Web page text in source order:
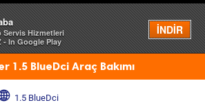
Servis Hizmetleri
- In Google Play
İNDİR
Menü
1.5 BlueDci Araç Bakımı
1.5 BlueDci